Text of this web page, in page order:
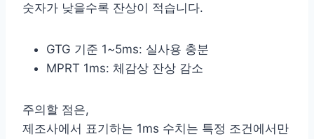
숫자가 낮을수록 잔상이 적습니다.
GTG 기준 1~5ms: 실사용 충분
MPRT 1ms: 체감상 잔상 감소
주의할 점은,
제조사에서 표기하는 1ms 수치는 특정 조건에서만